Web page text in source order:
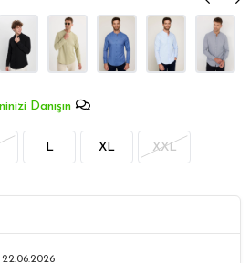
Danışın
L XL XXL
22.06.2026